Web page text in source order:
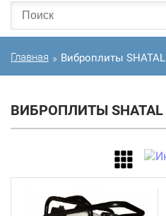
Главная » Виброплиты SHATAL
ВИБРОПЛИТЫ SHATAL